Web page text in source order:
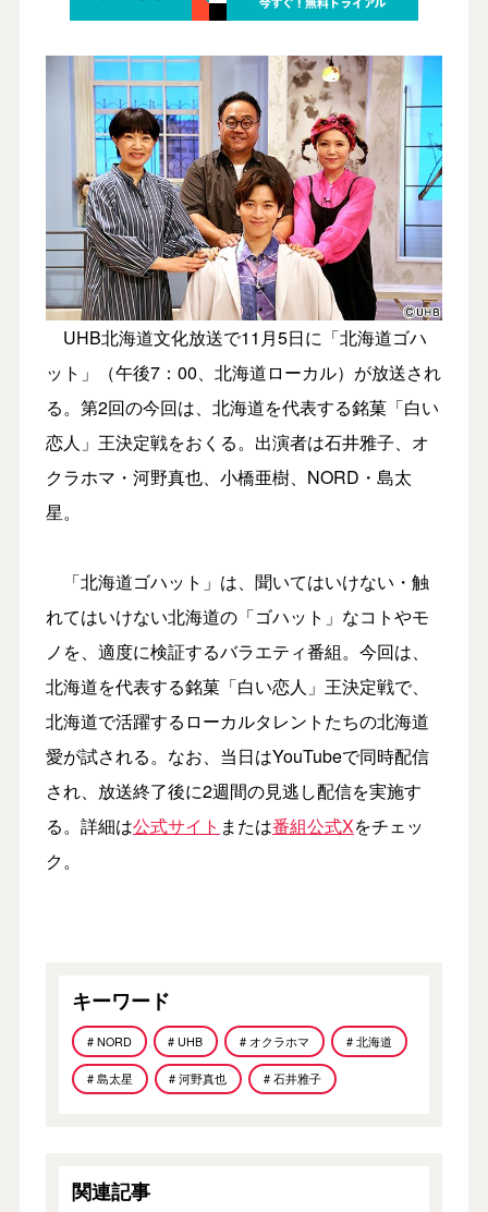
UHB北海道文化放送で11月5日に「北海道ゴハ
ット」（午後7：00、北海道ローカル）が放送され
る。第2回の今回は、北海道を代表する銘菓「白い
恋人」王決定戦をおくる。出演者は石井雅子、オ
クラホマ・河野真也、小橋亜樹、NORD・島太
星。
「北海道ゴハット」は、聞いてはいけない・触
れてはいけない北海道の「ゴハット」なコトやモ
ノを、適度に検証するバラエティ番組。今回は、
北海道を代表する銘菓「白い恋人」王決定戦で、
北海道で活躍するローカルタレントたちの北海道
愛が試される。なお、当日はYouTubeで同時配信
され、放送終了後に2週間の見逃し配信を実施す
る。詳細は公式サイト または番組公式Xをチェッ
ク。
キーワード
# NORD # UHB # オクラホマ # 北海道
# 島太星 # 河野真也 # 石井雅子
関連記事